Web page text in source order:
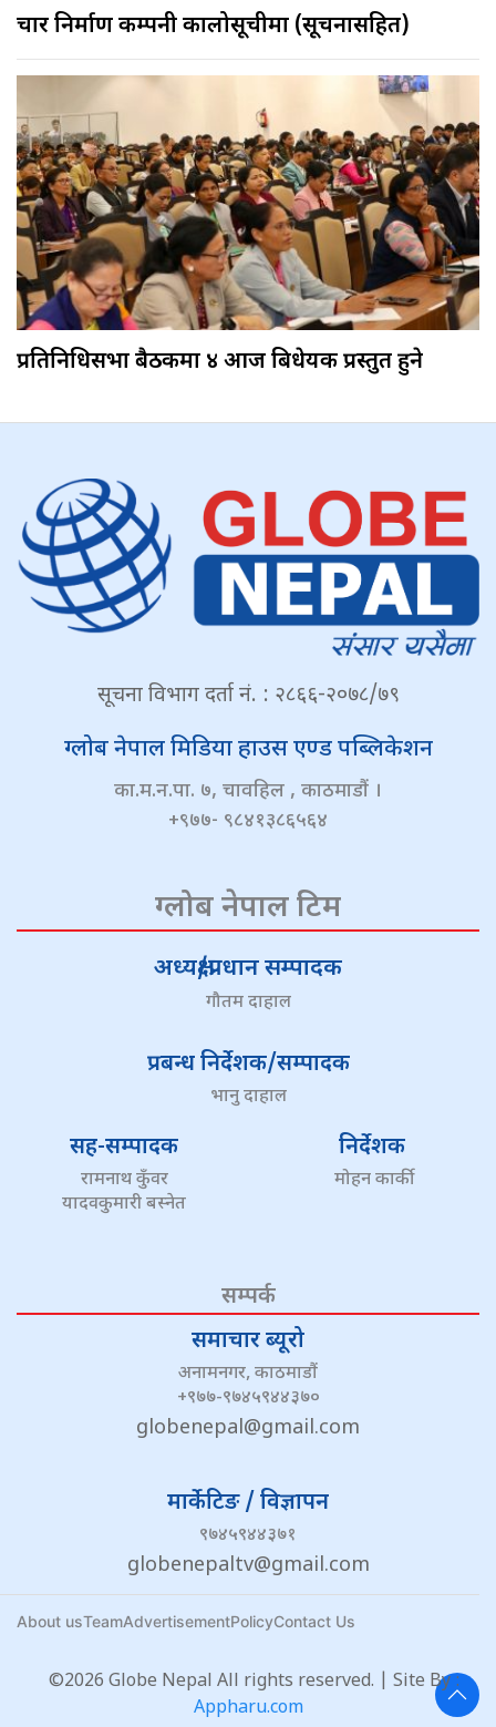
चार निर्माण कम्पनी कालोसूचीमा (सूचनासहित)
प्रतिनिधिसभा बैठकमा ४ आज बिधेयक प्रस्तुत हुने
सूचना विभाग दर्ता नं. : २८६६-२०७८/७९
ग्लोब नेपाल मिडिया हाउस एण्ड पब्लिकेशन
का.म.न.पा. ७, चावहिल , काठमाडौं ।
+९७७- ९८४१३८६५६४
ग्लोब नेपाल टिम
अध्यक्ष/प्रधान सम्पादक
गौतम दाहाल
प्रबन्ध निर्देशक/सम्पादक
भानु दाहाल
सह-सम्पादक
रामनाथ कुँवर
यादवकुमारी बस्नेत
निर्देशक
मोहन कार्की
सम्पर्क
समाचार ब्यूरो
अनामनगर, काठमाडौं
+९७७-९७४५९४४३७०
globenepal@gmail.com
मार्केटिङ / विज्ञापन
९७४५९४४३७१
globenepaltv@gmail.com
About usTeamAdvertisementPolicyContact Us
©2026 Globe Nepal All rights reserved. | Site By :
Appharu.com